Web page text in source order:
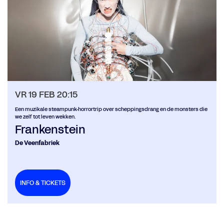
Frankenstein
De Veenfabriek
Een muzikale steampunk-horrortrip over scheppingsdrang en de monsters die
we zelf tot leven wekken.
VR 19 FEB 20:15
INFO & TICKETS